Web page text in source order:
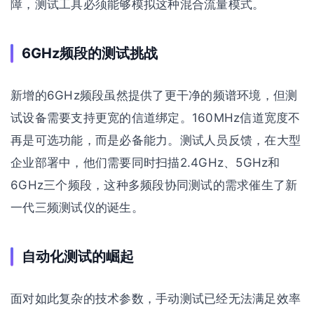
障，测试工具必须能够模拟这种混合流量模式。
6GHz频段的测试挑战
新增的6GHz频段虽然提供了更干净的频谱环境，但测
试设备需要支持更宽的信道绑定。160MHz信道宽度不
再是可选功能，而是必备能力。测试人员反馈，在大型
企业部署中，他们需要同时扫描2.4GHz、5GHz和
6GHz三个频段，这种多频段协同测试的需求催生了新
一代三频测试仪的诞生。
自动化测试的崛起
面对如此复杂的技术参数，手动测试已经无法满足效率